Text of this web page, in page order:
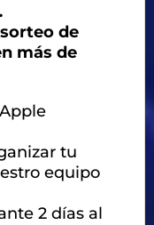
sorteo de
más de
tu
equipo
2 días al